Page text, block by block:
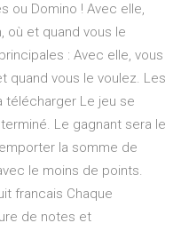
ou Domino ! Avec elle,
où et quand vous le
: Avec elle, vous
quand vous le voulez. Les
télécharger Le jeu se
Le gagnant sera le
la somme de
le moins de points.
francais Chaque
de notes et